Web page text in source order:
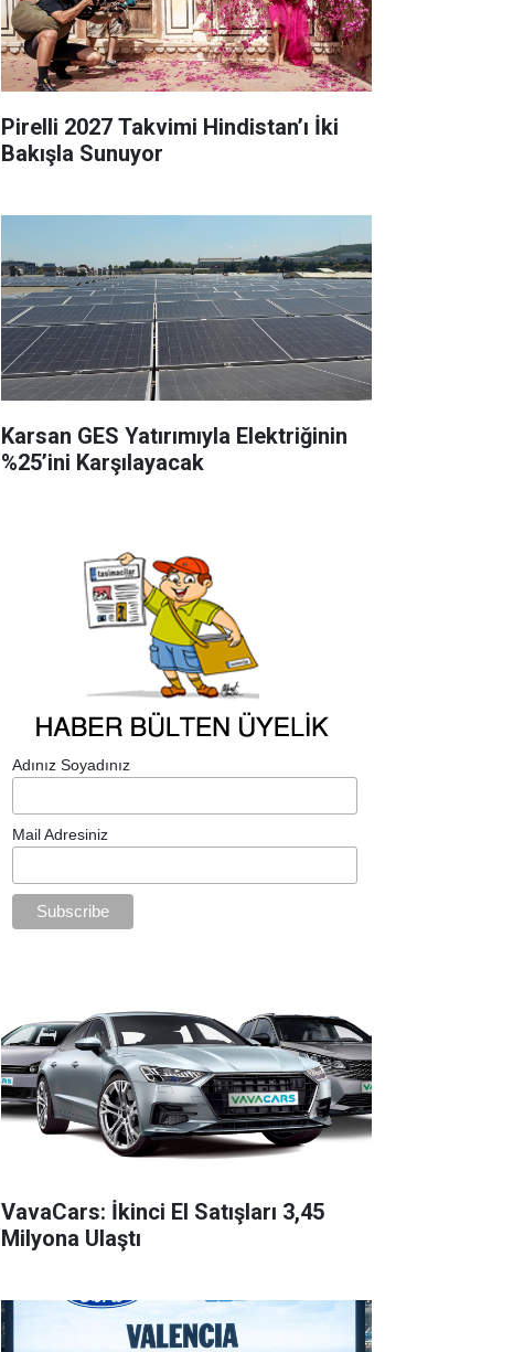
Pirelli 2027 Takvimi Hindistan’ı İki
Bakışla Sunuyor
Karsan GES Yatırımıyla Elektriğinin
%25’ini Karşılayacak
Adınız Soyadınız
Mail Adresiniz
VavaCars: İkinci El Satışları 3,45
Milyona Ulaştı